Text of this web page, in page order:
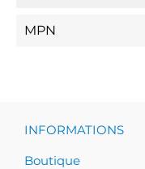
MPN
INFORMATIONS
Boutique